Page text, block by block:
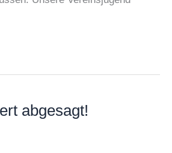
abgesagt!